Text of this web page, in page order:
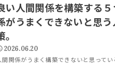
い人間関係を構築する
がうまくできないと思
。
2026.06.20
間関係がうまく構築できないと思って